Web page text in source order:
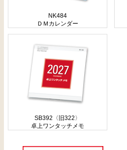
NK484
ＤＭカレンダー
SB392〈旧322〉
卓上ワンタッチメモ